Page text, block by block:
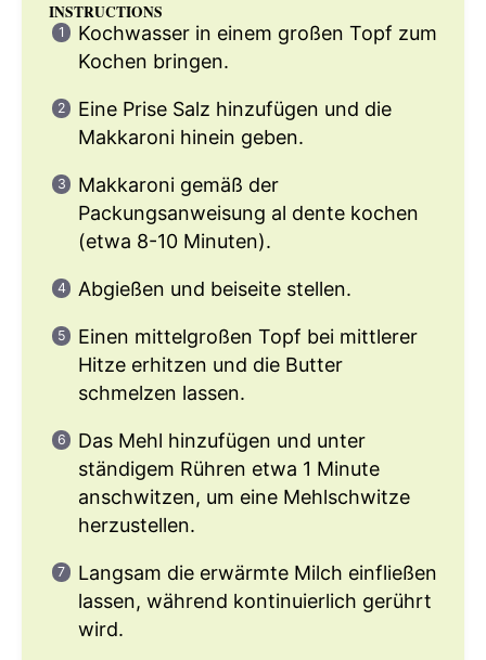
INSTRUCTIONS
Kochwasser in einem großen Topf zum
Kochen bringen.
Eine Prise Salz hinzufügen und die
Makkaroni hinein geben.
Makkaroni gemäß der
Packungsanweisung al dente kochen
(etwa 8-10 Minuten).
Abgießen und beiseite stellen.
Einen mittelgroßen Topf bei mittlerer
Hitze erhitzen und die Butter
schmelzen lassen.
Das Mehl hinzufügen und unter
ständigem Rühren etwa 1 Minute
anschwitzen, um eine Mehlschwitze
herzustellen.
Langsam die erwärmte Milch einfließen
lassen, während kontinuierlich gerührt
wird.